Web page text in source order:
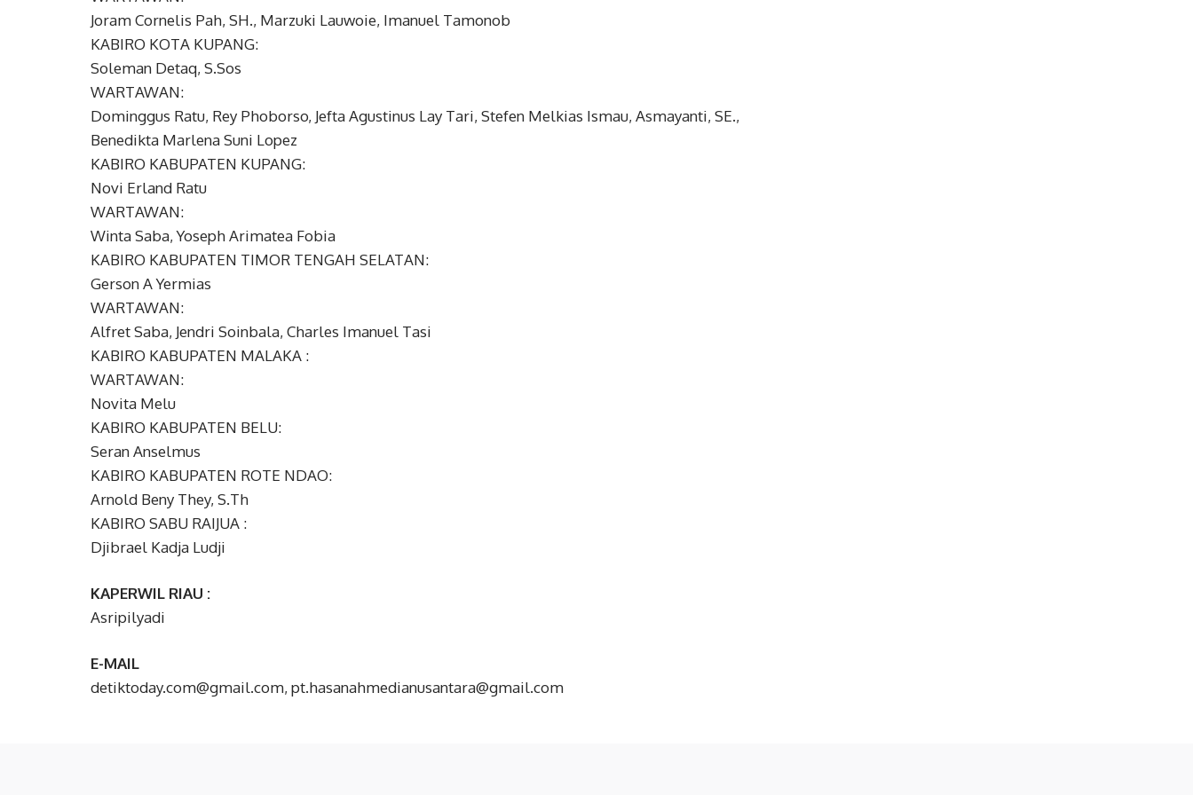
Joram Cornelis Pah, SH., Marzuki Lauwoie, Imanuel Tamonob
KABIRO KOTA KUPANG:
Soleman Detaq, S.Sos
WARTAWAN:
Dominggus Ratu, Rey Phoborso, Jefta Agustinus Lay Tari, Stefen Melkias Ismau, Asmayanti, SE.,
Benedikta Marlena Suni Lopez
KABIRO KABUPATEN KUPANG:
Novi Erland Ratu
WARTAWAN:
Winta Saba, Yoseph Arimatea Fobia
KABIRO KABUPATEN TIMOR TENGAH SELATAN:
Gerson A Yermias
WARTAWAN:
Alfret Saba, Jendri Soinbala, Charles Imanuel Tasi
KABIRO KABUPATEN MALAKA :
WARTAWAN:
Novita Melu
KABIRO KABUPATEN BELU:
Seran Anselmus
KABIRO KABUPATEN ROTE NDAO:
Arnold Beny They, S.Th
KABIRO SABU RAIJUA :
Djibrael Kadja Ludji
KAPERWIL RIAU :
Asripilyadi
E-MAIL
detiktoday.com@gmail.com, pt.hasanahmedianusantara@gmail.com